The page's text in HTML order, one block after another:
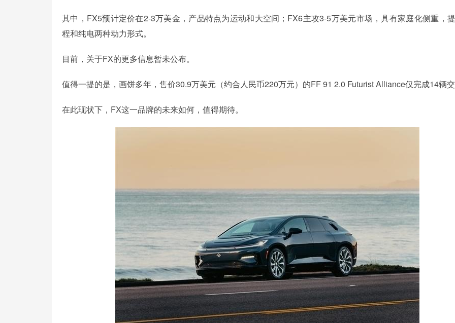
其中，FX5预计定价在2-3万美金，产品特点为运动和大空间；FX6主攻3-5万美元市场，具有家庭化侧重，
程和纯电两种动力形式。
目前，关于FX的更多信息暂未公布。
值得一提的是，画饼多年，售价30.9万美元（约合人民币220万元）的FF 91 2.0 Futurist Alliance仅完成14辆
在此现状下，FX这一品牌的未来如何，值得期待。